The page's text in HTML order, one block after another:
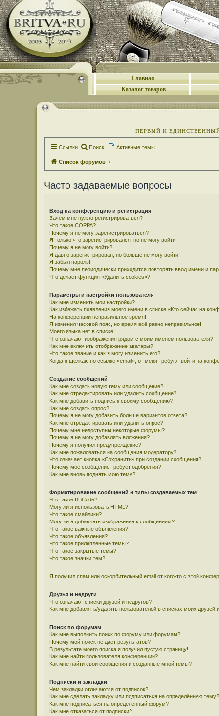
Главная
Каталог товаров
ПЕРВЫЙ И
Ссылки Поиск Активные темы
Список форумов
Часто задаваемые вопросы
Вход на конференцию и регистрация
Зачем мне нужно регистрироваться?
Что такое COPPA?
Почему я не могу зарегистрироваться?
Я только что зарегистрировался, но не могу войти!
Почему я не могу войти?
Я давно зарегистрирован, но больше не могу войти!
Я забыл пароль!
Почему мне периодически приходится повторять ввод имени и
Что делает функция «Удалить cookies»?
Параметры и настройки пользователя
Как мне изменить мои настройки?
Как избежать появления моего имени в списке «Кто сейчас на
На конференции неправильное время!
Я изменил часовой пояс, но время всё равно неправильное!
Моего языка нет в списке!
Что означают изображения рядом с моим именем пользователя?
Как мне включить отображение аватары?
Что такое звание и как я могу изменить его?
Когда я щёлкаю по ссылке «email», от меня требуют войти на
Создание сообщений
Как мне создать новую тему или сообщение?
Как мне отредактировать или удалить сообщение?
Как мне добавить подпись к своему сообщению?
Как мне создать опрос?
Почему я не могу добавить больше вариантов ответа?
Как мне отредактировать или удалить опрос?
Почему мне недоступны некоторые форумы?
Почему я не могу добавлять вложения?
Почему я получил предупреждение?
Как мне пожаловаться на сообщения модератору?
Что означает кнопка «Сохранить» при создании сообщения?
Почему моё сообщение требует одобрения?
Как мне вновь поднять мою тему?
Форматирование сообщений и типы создаваемых тем
Что такое BBCode?
Могу ли я использовать HTML?
Что такое смайлики?
Могу ли я добавлять изображения к сообщениям?
Что такое важные объявления?
Что такое объявления?
Что такое прилепленные темы?
Что такое закрытые темы?
Что такое значки тем?
Я получил спам или оскорбительный email от кого-то с этой
Друзья и недруги
Что означают списки друзей и недругов?
Как мне добавлять/удалять пользователей в списках моих друзей
Поиск по форумам
Как мне выполнить поиск по форуму или форумам?
Почему мой поиск не даёт результатов?
В результате моего поиска я получил пустую страницу!
Как мне найти пользователя конференции?
Как мне найти свои сообщения и созданные мной темы?
Подписки и закладки
Чем закладки отличаются от подписок?
Как мне сделать закладку или подписаться на определённую тему?
Как мне подписаться на определённый форум?
Как мне отказаться от подписки?